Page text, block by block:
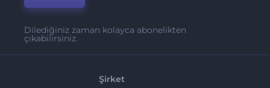
Dilediğiniz zaman kolayca abonelikten
çıkabilirsiniz.
Şirket